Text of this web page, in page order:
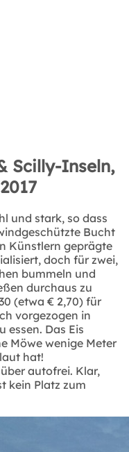
Scilly-Inseln,
und stark, so dass
Bucht
Künstlern geprägte
doch für zwei,
bummeln und
durchaus zu
(etwa € 2,70) für
vorgezogen in
essen. Das Eis
Möwe wenige Meter
hat!
autofrei. Klar,
kein Platz zum